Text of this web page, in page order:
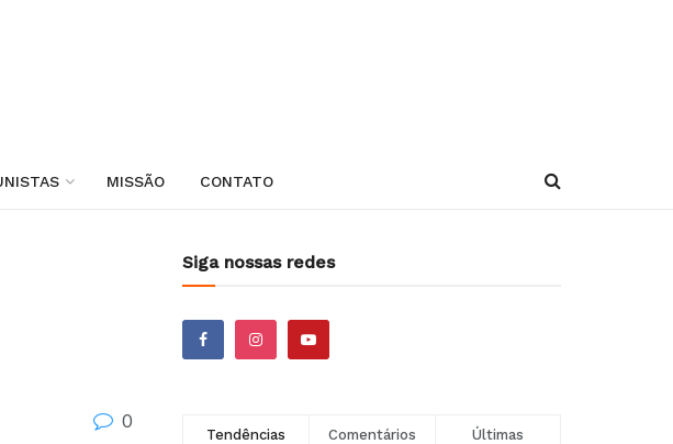
MISSÃO CONTATO
0
Siga nossas redes
Tendências Comentários Últimas